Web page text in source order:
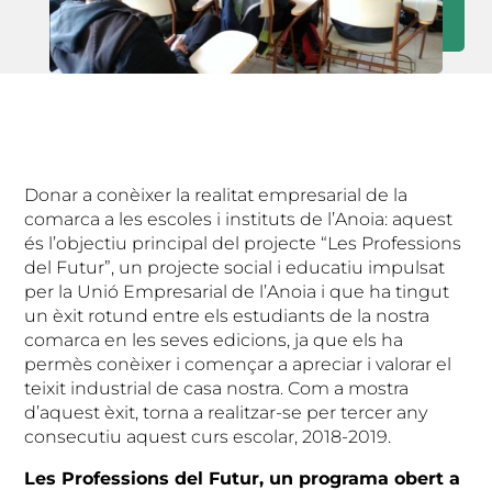
Donar a conèixer la realitat empresarial de la
comarca a les escoles i instituts de l’Anoia: aquest
és l’objectiu principal del projecte “Les Professions
del Futur”, un projecte social i educatiu impulsat
per la Unió Empresarial de l’Anoia i que ha tingut
un èxit rotund entre els estudiants de la nostra
comarca en les seves edicions, ja que els ha
permès conèixer i començar a apreciar i valorar el
teixit industrial de casa nostra. Com a mostra
d’aquest èxit, torna a realitzar-se per tercer any
consecutiu aquest curs escolar, 2018-2019.
Les Professions del Futur, un programa obert a